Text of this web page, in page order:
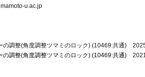
u.ac.jp
の調整(角度調整ツマミのロック) (10469:共通)
の調整(角度調整ツマミのロック) (10469:共通)